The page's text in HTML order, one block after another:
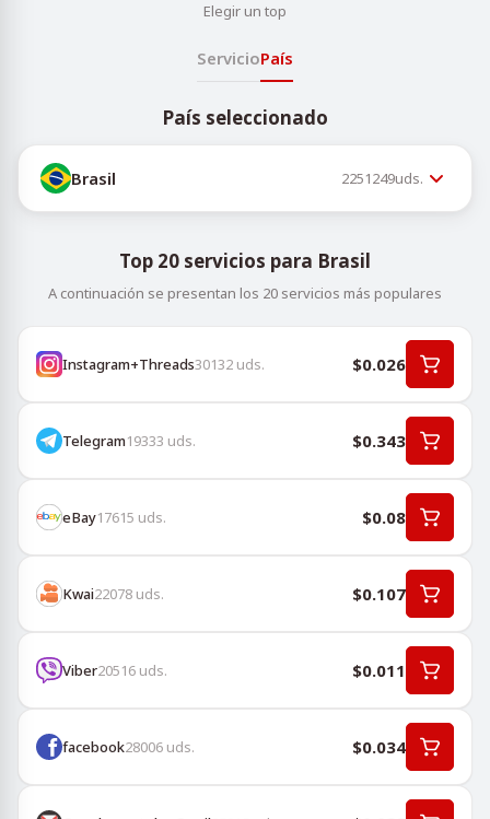
Elegir un top
ServicioPaís
País seleccionado
Brasil 2251249uds.
Top 20 servicios para Brasil
A continuación se presentan los 20 servicios más populares
Instagram+Threads30132 uds. $0.026
Telegram19333 uds. $0.343
eBay17615 uds. $0.08
Kwai22078 uds. $0.107
Viber20516 uds. $0.011
facebook28006 uds. $0.034